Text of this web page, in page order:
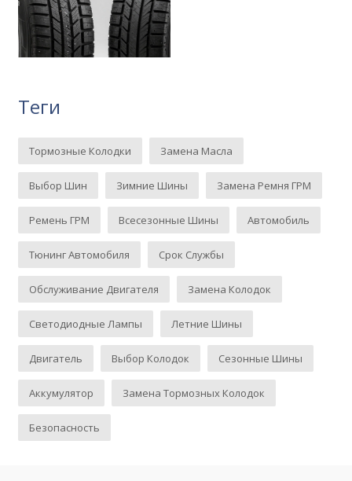
Теги
Тормозные Колодки Замена Масла
Выбор Шин Зимние Шины Замена Ремня ГРМ
Ремень ГРМ Всесезонные Шины Автомобиль
Тюнинг Автомобиля Срок Службы
Обслуживание Двигателя Замена Колодок
Светодиодные Лампы Летние Шины
Двигатель Выбор Колодок Сезонные Шины
Аккумулятор Замена Тормозных Колодок
Безопасность